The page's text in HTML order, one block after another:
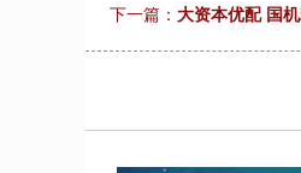
下一篇： 大资本优配 国